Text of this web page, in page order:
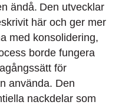
ändå. Den utvecklar
här och ger mer
med konsolidering,
borde fungera
för
använda. Den
nackdelar som